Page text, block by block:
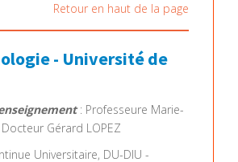
Retour en haut de la page
- Université de
: Professeure Marie-
Gérard LOPEZ
Universitaire, DU-DIU -